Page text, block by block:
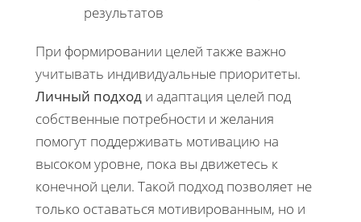
результатов
При формировании целей также важно
учитывать индивидуальные приоритеты.
Личный подход и адаптация целей под
собственные потребности и желания
помогут поддерживать мотивацию на
высоком уровне, пока вы движетесь к
конечной цели. Такой подход позволяет не
только оставаться мотивированным, но и